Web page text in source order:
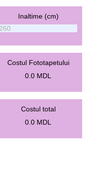
Inaltime (cm)
Costul Fototapetului
0.0 MDL
Costul total
0.0 MDL